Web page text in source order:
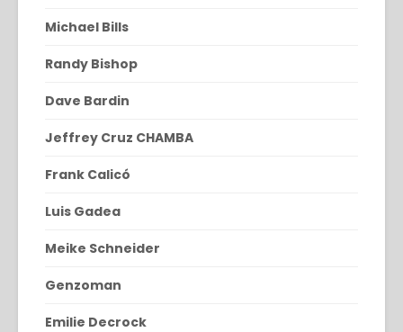
Michael Bills
Randy Bishop
Dave Bardin
Jeffrey Cruz CHAMBA
Frank Calicó
Luis Gadea
Meike Schneider
Genzoman
Emilie Decrock